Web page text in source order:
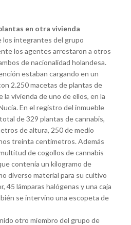
en otra vivienda
los integrantes del grupo
los agentes arrestaron a otros
de nacionalidad holandesa.
estaban cargando en un
2.250 macetas de plantas de
la vivienda de uno de ellos, en la
En el registro del inmueble
de 329 plantas de cannabis,
de altura, 250 de medio
treinta centímetros. Además
de cogollos de cannabis
contenía un kilogramo de
diverso material para su cultivo
45 lámparas halógenas y una caja
se intervino una escopeta de
otro miembro del grupo de